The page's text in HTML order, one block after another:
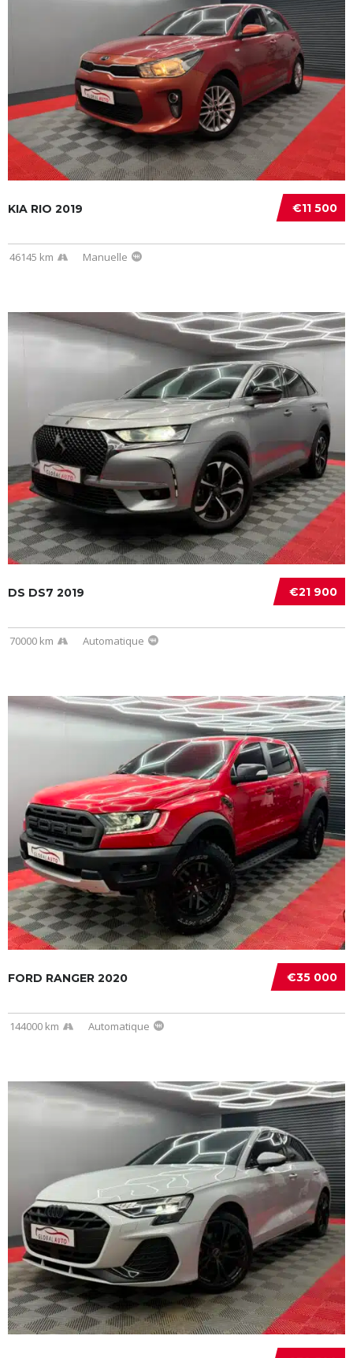
€11 500
KIA RIO 2019
46145 km Manuelle
€21 900
DS DS7 2019
70000 km Automatique
€35 000
FORD RANGER 2020
144000 km Automatique